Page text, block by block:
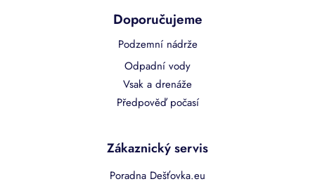
Doporučujeme
Podzemní nádrže
Odpadní vody
Vsak a drenáže
Předpověď počasí
Zákaznický servis
Poradna Dešťovka.eu